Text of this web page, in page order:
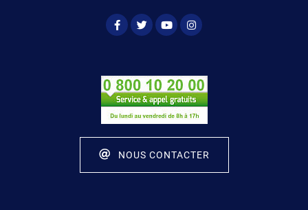
NOUS CONTACTER